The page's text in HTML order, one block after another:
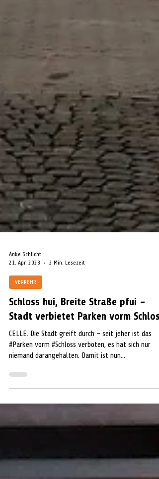
Anke Schlicht
VERKEHR
Schloss hui, Breite Straße pfui –
Stadt verbietet Parken vorm Schloss
#Parken vorm #Schloss verboten, es hat sich nur